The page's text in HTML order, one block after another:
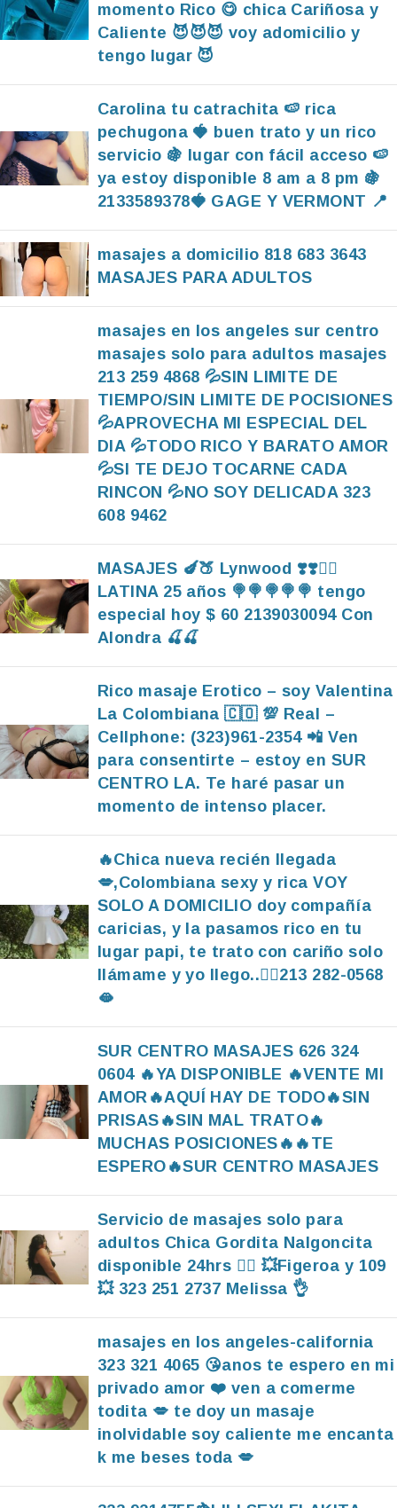
momento Rico 😋 chica Cariñosa y
Caliente 😈😈😈 voy adomicilio y
tengo lugar 😈
Carolina tu catrachita 🍉 rica
pechugona 🍓 buen trato y un rico
servicio 🍇 lugar con fácil acceso 🍉
ya estoy disponible 8 am a 8 pm 🍇
2133589378🍓 GAGE Y VERMONT 📍
masajes a domicilio 818 683 3643
MASAJES PARA ADULTOS
masajes en los angeles sur centro
masajes solo para adultos masajes
213 259 4868 💦SIN LIMITE DE
TIEMPO/SIN LIMITE DE POCISIONES
💦APROVECHA MI ESPECIAL DEL
DIA 💦TODO RICO Y BARATO AMOR
💦SI TE DEJO TOCARNE CADA
RINCON 💦NO SOY DELICADA 323
608 9462
MASAJES 🍆🍑 Lynwood ❣️❣️❤️‍🔥
LATINA 25 años 🍭🍭🍭🍭🍭 tengo
especial hoy $ 60 2139030094 Con
Alondra 🍒🍒
Rico masaje Erotico – soy Valentina
La Colombiana 🇨🇴 💯 Real –
Cellphone: (323)961-2354 📲 Ven
para consentirte – estoy en SUR
CENTRO LA. Te haré pasar un
momento de intenso placer.
🔥Chica nueva recién llegada
💋,Colombiana sexy y rica VOY
SOLO A DOMICILIO doy compañía
caricias, y la pasamos rico en tu
lugar papi, te trato con cariño solo
llámame y yo llego..❤️‍🔥213 282-0568
🫦
SUR CENTRO MASAJES 626 324
0604 🔥YA DISPONIBLE 🔥VENTE MI
AMOR🔥AQUÍ HAY DE TODO🔥SIN
PRISAS🔥SIN MAL TRATO🔥
MUCHAS POSICIONES🔥🔥TE
ESPERO🔥SUR CENTRO MASAJES
Servicio de masajes solo para
adultos Chica Gordita Nalgoncita
disponible 24hrs ❤️‍🔥 💥Figeroa y 109
💥 323 251 2737 Melissa 👌
masajes en los angeles-california
323 321 4065 😘anos te espero en mi
privado amor ❤️ ven a comerme
todita 💋 te doy un masaje
inolvidable soy caliente me encanta
k me beses toda 💋